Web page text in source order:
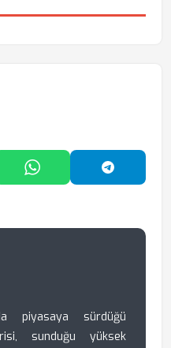
Paylaş
WhatsApp'ta Paylaş
piyasaya sürdüğü
sunduğu yüksek